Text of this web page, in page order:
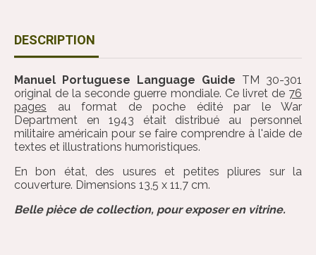
DESCRIPTION
Manuel Portuguese Language Guide TM 30-301
original de la seconde guerre mondiale. Ce livret de 76
pages au format de poche édité par le War
Department en 1943 était distribué au personnel
militaire américain pour se faire comprendre à l'aide de
textes et illustrations humoristiques.
En bon état, des usures et petites pliures sur la
couverture. Dimensions 13,5 x 11,7 cm.
Belle pièce de collection, pour exposer en vitrine.